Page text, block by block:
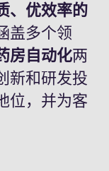
、优效率的
盖多个领
房自动化两
新和研发投
位，并为客